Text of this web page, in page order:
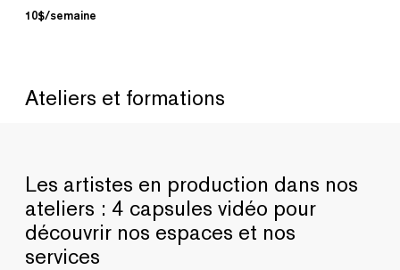
10$/semaine
Ateliers et formations
Les artistes en production dans nos
ateliers : 4 capsules vidéo pour
découvrir nos espaces et nos
services